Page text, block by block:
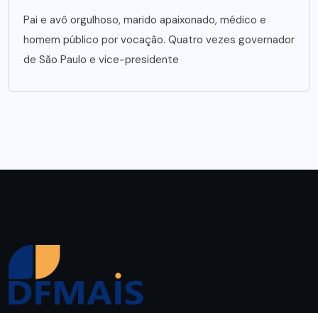
Pai e avô orgulhoso, marido apaixonado, médico e
homem público por vocação. Quatro vezes governador
de São Paulo e vice-presidente